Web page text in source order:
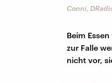
Conni,
Beim
zur Falle
nicht vor,